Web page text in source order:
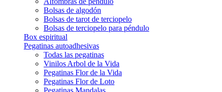
Bolsas de algodón
Bolsas de tarot de terciopelo
Bolsas de terciopelo para péndulo
Box espiritual
Pegatinas autoadhesivas
Todas las pegatinas
Vinilos Arbol de la Vida
Pegatinas Flor de la Vida
Pegatinas Flor de Loto
Pegatinas Mandalas